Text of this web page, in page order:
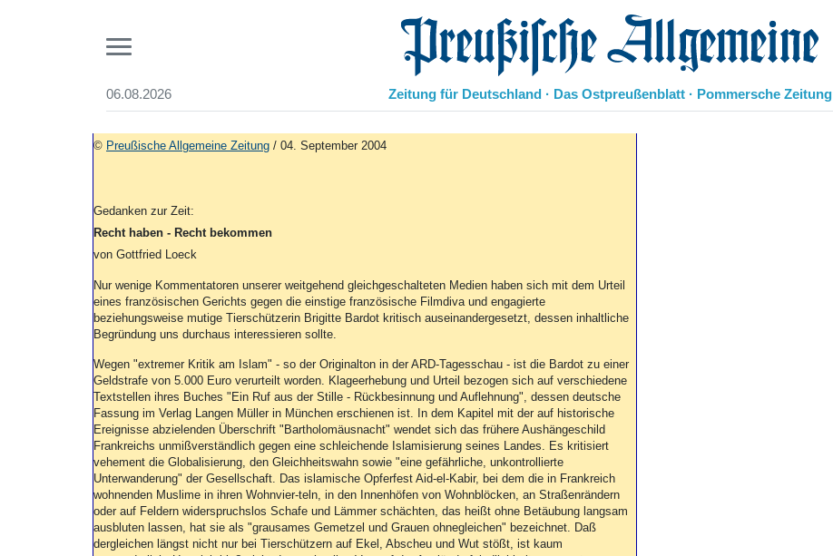
06.08.2026 Preußische Allgemeine Zeitung
Zeitung für Deutschland · Das Ostpreußenblatt · Pommersche Zeitung
Start
Abonnenten-Login
Abonnent werden
Archiv
Mediadaten
Ostpreußen
Berlin-Brandenburg
Danzig und Westpreußen
Bücher
Suchen und finden
© Preußische Allgemeine Zeitung / 04. September 2004
Gedanken zur Zeit:
Recht haben - Recht bekommen
von Gottfried Loeck
Nur wenige Kommentatoren unserer weitgehend gleichgeschalteten Medien haben sich mit dem Urteil
eines französischen Gerichts gegen die einstige französische Filmdiva und engagierte
beziehungsweise mutige Tierschützerin Brigitte Bardot kritisch auseinandergesetzt, dessen inhaltliche
Begründung uns durchaus interessieren sollte.
Wegen "extremer Kritik am Islam" - so der Originalton in der ARD-Tagesschau - ist die Bardot zu einer
Geldstrafe von 5.000 Euro verurteilt worden. Klageerhebung und Urteil bezogen sich auf verschiedene
Textstellen ihres Buches "Ein Ruf aus der Stille - Rückbesinnung und Auflehnung", dessen deutsche
Fassung im Verlag Langen Müller in München erschienen ist. In dem Kapitel mit der auf historische
Ereignisse abzielenden Überschrift "Bartholomäusnacht" wendet sich das frühere Aushängeschild
Frankreichs unmißverständlich gegen eine schleichende Islamisierung seines Landes. Es kritisiert
vehement die Globalisierung, den Gleichheitswahn sowie "eine gefährliche, unkontrollierte
Unterwanderung" der Gesellschaft. Das islamische Opferfest Aid-el-Kabir, bei dem die in Frankreich
wohnenden Muslime in ihren Wohnvier-teln, in den Innenhöfen von Wohnblöcken, an Straßenrändern
oder auf Feldern widerspruchslos Schafe und Lämmer schächten, das heißt ohne Betäubung langsam
ausbluten lassen, hat sie als "grausames Gemetzel und Grauen ohnegleichen" bezeichnet. Daß
dergleichen längst nicht nur bei Tierschützern auf Ekel, Abscheu und Wut stößt, ist kaum